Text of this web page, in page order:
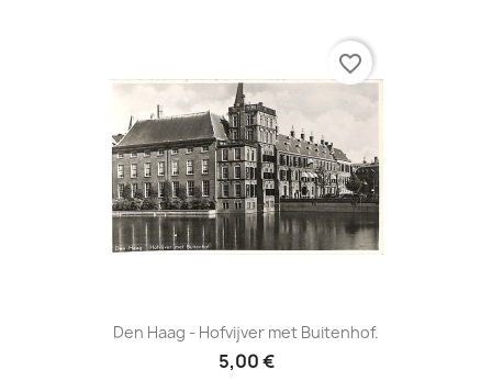
Den Haag - Hofvijver met Buitenhof.
5,00 €
favorite_border